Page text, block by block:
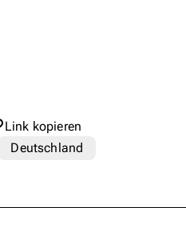
Link kopieren
Deutschland